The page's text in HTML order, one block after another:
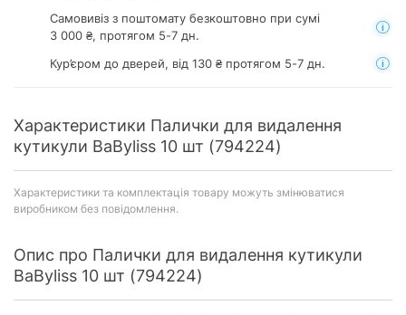
Самовивіз з поштомату безкоштовно при сумі
3 000 ₴, протягом 5-7 дн.
Кур’єром до дверей, від 130 ₴ протягом 5-7 дн.
Характеристики Палички для видалення
кутикули BaByliss 10 шт (794224)
Характеристики та комплектація товару можуть змінюватися
виробником без повідомлення.
Опис про Палички для видалення кутикули
BaByliss 10 шт (794224)